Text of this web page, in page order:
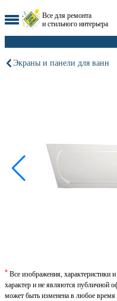
Все для ремонта
и стильного интерьера
Экраны и панели для ванн
* Все изображения, характеристики
характер и не являются публичной
может быть изменена в любое время